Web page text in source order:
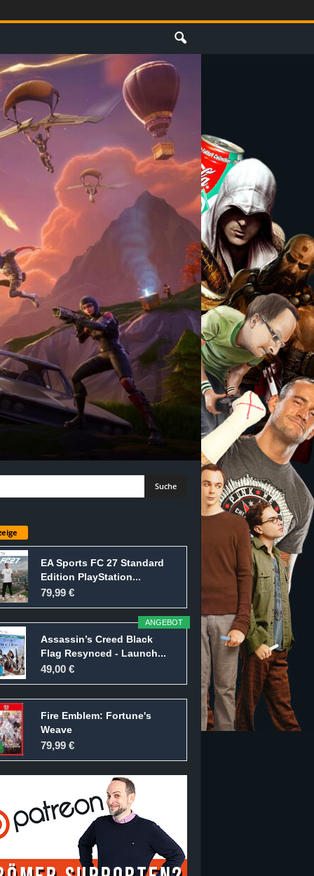
EA Sports FC 27 Standard
Edition PlayStation...
79,99 €
ANGEBOT
Assassin’s Creed Black
Flag Resynced - Launch...
49,00 €
Fire Emblem: Fortune's
Weave
79,99 €